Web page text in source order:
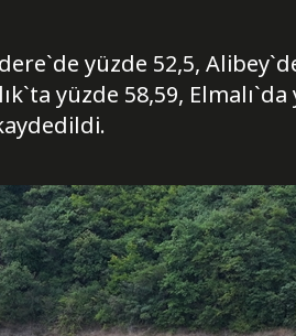
yüzde 52,5,
yüzde 58,59, Elmalı`da